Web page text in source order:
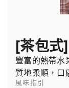
[茶包
豐富的熱帶水
質地柔順，口
風味指引